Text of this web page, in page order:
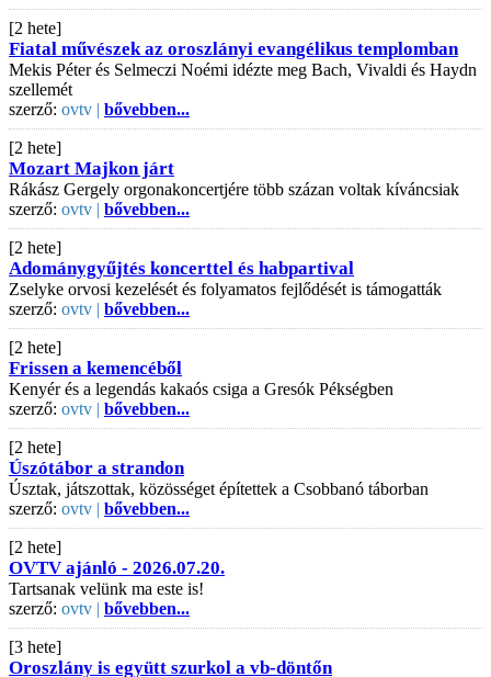
[2 hete]
Fiatal művészek az oroszlányi evangélikus templomban
Mekis Péter és Selmeczi Noémi idézte meg Bach, Vivaldi és Haydn
szellemét
szerző: ovtv | bővebben...
[2 hete]
Mozart Majkon járt
Rákász Gergely orgonakoncertjére több százan voltak kíváncsiak
szerző: ovtv | bővebben...
[2 hete]
Adománygyűjtés koncerttel és habpartival
Zselyke orvosi kezelését és folyamatos fejlődését is támogatták
szerző: ovtv | bővebben...
[2 hete]
Frissen a kemencéből
Kenyér és a legendás kakaós csiga a Gresók Pékségben
szerző: ovtv | bővebben...
[2 hete]
Úszótábor a strandon
Úsztak, játszottak, közösséget építettek a Csobbanó táborban
szerző: ovtv | bővebben...
[2 hete]
OVTV ajánló - 2026.07.20.
Tartsanak velünk ma este is!
szerző: ovtv | bővebben...
[3 hete]
Oroszlány is együtt szurkol a vb-döntőn